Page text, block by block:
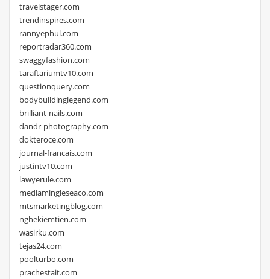
travelstager.com
trendinspires.com
rannyephul.com
reportradar360.com
swaggyfashion.com
taraftariumtv10.com
questionquery.com
bodybuildinglegend.com
brilliant-nails.com
dandr-photography.com
dokteroce.com
journal-francais.com
justintv10.com
lawyerule.com
mediamingleseaco.com
mtsmarketingblog.com
nghekiemtien.com
wasirku.com
tejas24.com
poolturbo.com
prachestait.com